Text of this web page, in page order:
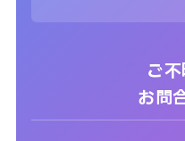
ご
お問